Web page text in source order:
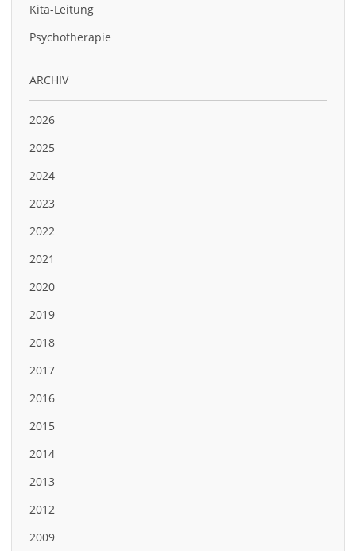
Kita-Leitung
Psychotherapie
ARCHIV
2026
2025
2024
2023
2022
2021
2020
2019
2018
2017
2016
2015
2014
2013
2012
2009